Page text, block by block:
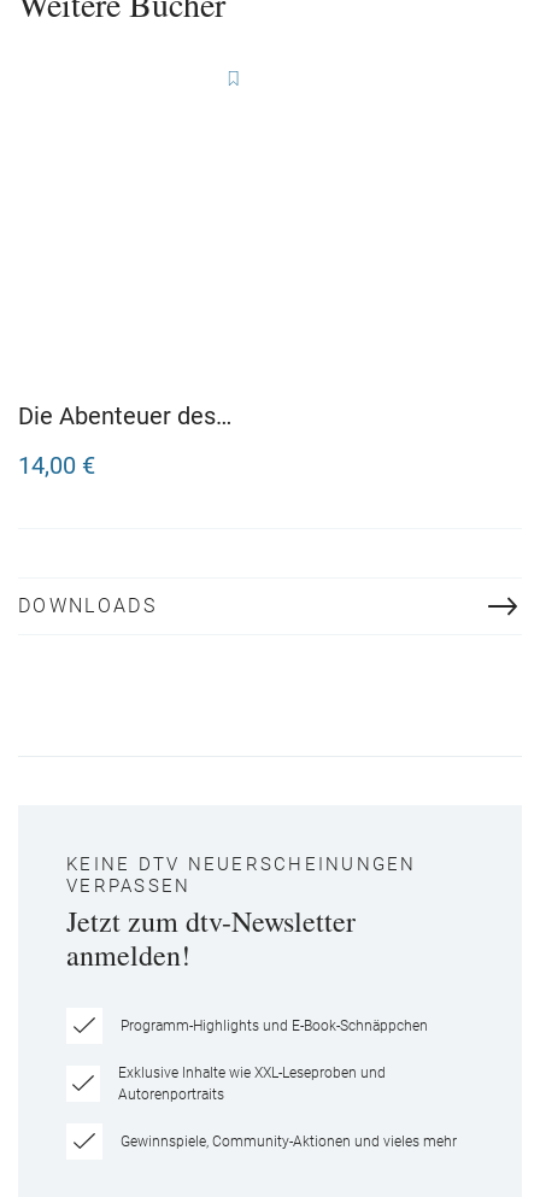
Die Abenteuer des
14,00 €
DOWNLOADS
KEINE DTV NEUERSCHEINUNGEN
VERPASSEN
Jetzt zum dtv-Newsletter
anmelden!
Programm-Highlights und E-Book-Schnäppchen
Exklusive Inhalte wie XXL-Leseproben und
Autorenportraits
Gewinnspiele, Community-Aktionen und vieles mehr